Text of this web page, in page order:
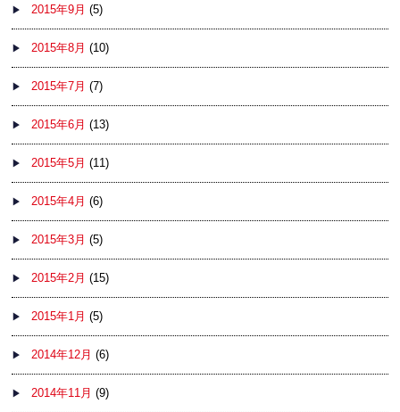
2015年9月 (5)
2015年8月 (10)
2015年7月 (7)
2015年6月 (13)
2015年5月 (11)
2015年4月 (6)
2015年3月 (5)
2015年2月 (15)
2015年1月 (5)
2014年12月 (6)
2014年11月 (9)